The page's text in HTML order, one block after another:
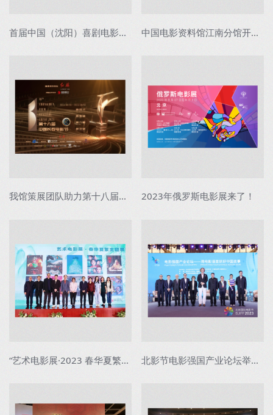
首届中国（沈阳）喜剧电影周举行闭幕式暨喜... 中国电影资料馆江南分馆开馆特展——《盘丝...
我馆策展团队助力第十八届中国长春电影节精... 2023年俄罗斯电影展来了！
“艺术电影展·2023 春华夏繁主题展映”在京... 北影节电影强国产业论坛举办 用电影语言讲好...